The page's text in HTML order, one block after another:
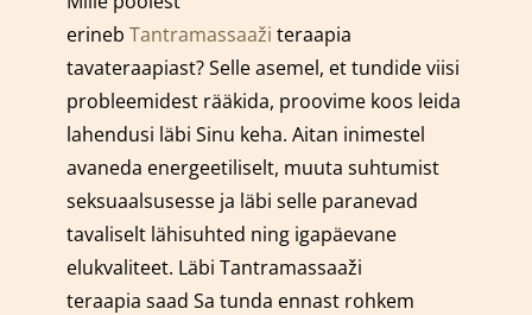
erineb Tantramassaaži teraapia
tavateraapiast? Selle asemel, et tundide viisi
probleemidest rääkida, proovime koos leida
lahendusi läbi Sinu keha. Aitan inimestel
avaneda energeetiliselt, muuta suhtumist
seksuaalsusesse ja läbi selle paranevad
tavaliselt lähisuhted ning igapäevane
elukvaliteet. Läbi Tantramassaaži
teraapia saad Sa tunda ennast rohkem